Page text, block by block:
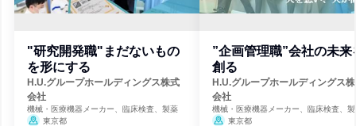
"研究開発職"まだないもの
を形にする
H.U.グループホールディングス株式
会社
機械・医療機器メーカー、臨床検査、製薬
東京都
”企画管理職”会社の未来
創る
H.U.グループホールディングス
会社
機械・医療機器メーカー、臨床検査、
東京都